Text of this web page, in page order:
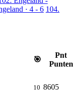
· 4 - 6 104.
🎯
Pnt
Punten
10 8605